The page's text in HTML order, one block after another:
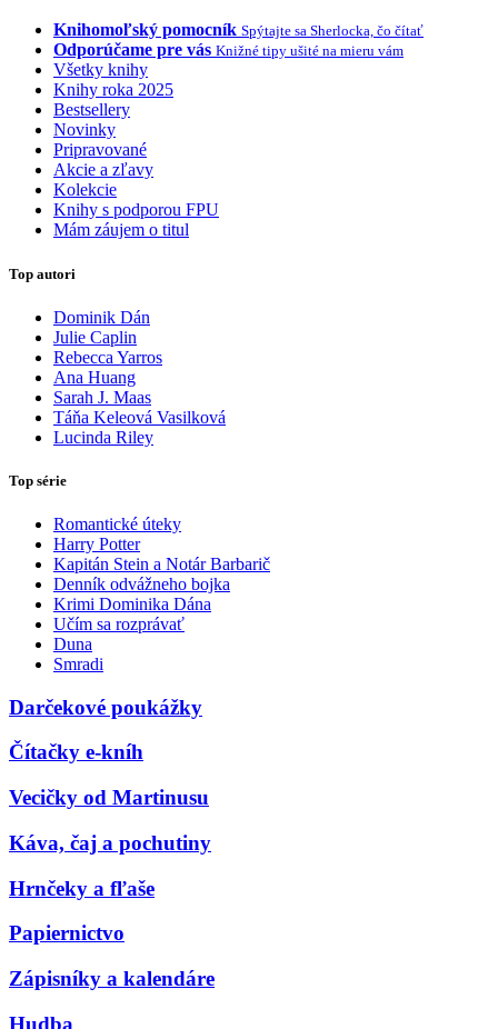
Knihomoľský pomocník Spýtajte sa Sherlocka, čo čítať
Odporúčame pre vás Knižné tipy ušité na mieru vám
Všetky knihy
Knihy roka 2025
Bestsellery
Novinky
Pripravované
Akcie a zľavy
Kolekcie
Knihy s podporou FPU
Mám záujem o titul
Top autori
Dominik Dán
Julie Caplin
Rebecca Yarros
Ana Huang
Sarah J. Maas
Táňa Keleová Vasilková
Lucinda Riley
Top série
Romantické úteky
Harry Potter
Kapitán Stein a Notár Barbarič
Denník odvážneho bojka
Krimi Dominika Dána
Učím sa rozprávať
Duna
Smradi
Darčekové poukážky
Čítačky e-kníh
Vecičky od Martinusu
Káva, čaj a pochutiny
Hrnčeky a fľaše
Papiernictvo
Zápisníky a kalendáre
Hudba